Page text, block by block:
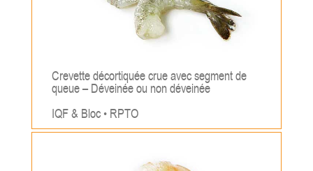
Crevette décortiquée crue avec segment de
queue – Déveinée ou non déveinée
IQF & Bloc • RPTO
;